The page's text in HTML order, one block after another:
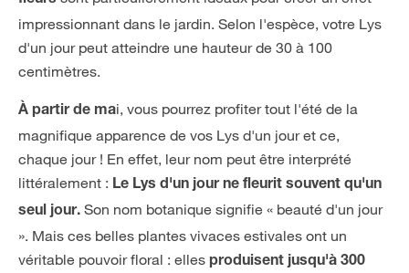
impressionnant dans le jardin. Selon l'espèce, votre Lys
d'un jour peut atteindre une hauteur de 30 à 100
centimètres.
À partir de mai, vous pourrez profiter tout l'été de la
magnifique apparence de vos Lys d'un jour et ce,
chaque jour ! En effet, leur nom peut être interprété
littéralement : Le Lys d'un jour ne fleurit souvent qu'un
seul jour. Son nom botanique signifie « beauté d'un jour
». Mais ces belles plantes vivaces estivales ont un
véritable pouvoir floral : elles produisent jusqu'à 300